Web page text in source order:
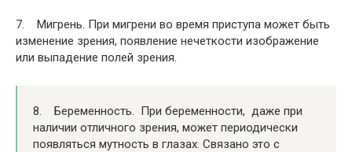
7. Мигрень. При мигрени во время приступа может быть
изменение зрения, появление нечеткости изображение
или выпадение полей зрения.
8. Беременность. При беременности, даже при
наличии отличного зрения, может периодически
появляться мутность в глазах. Связано это с